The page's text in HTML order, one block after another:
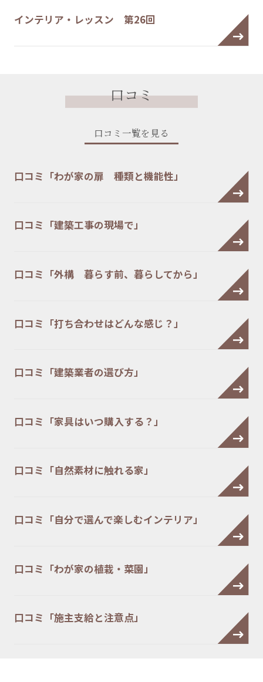
インテリア・レッスン 第26回
口コミ
口コミ一覧を見る
口コミ「わが家の扉 種類と機能性」
口コミ「建築工事の現場で」
口コミ「外構 暮らす前、暮らしてから」
口コミ「打ち合わせはどんな感じ？」
口コミ「建築業者の選び方」
口コミ「家具はいつ購入する？」
口コミ「自然素材に触れる家」
口コミ「自分で選んで楽しむインテリア」
口コミ「わが家の植栽・菜園」
口コミ「施主支給と注意点」